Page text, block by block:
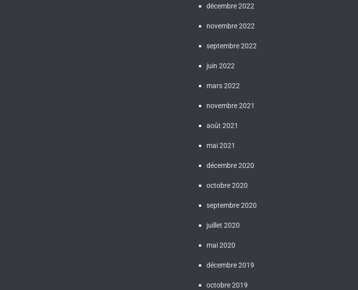
décembre 2022
novembre 2022
septembre 2022
juin 2022
mars 2022
novembre 2021
août 2021
mai 2021
décembre 2020
octobre 2020
septembre 2020
juillet 2020
mai 2020
décembre 2019
octobre 2019